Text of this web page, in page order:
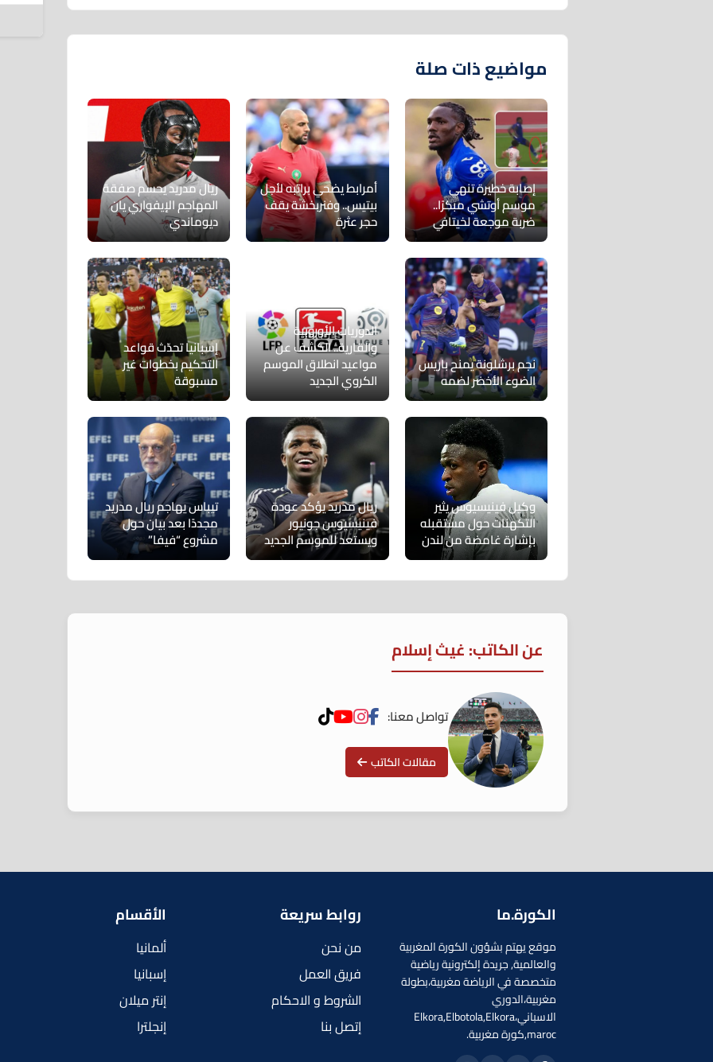
مواضيع ذات صلة
إصابة خطيرة تنهي
موسم أوتشي مبكرًا..
ضربة موجعة لخيتافي
أمرابط يضحي براتبه لأجل
بيتيس.. وفنربخشة يقف
حجر عثرة
ريال مدريد يحسم صفقة
المهاجم الإيفواري يان
ديوماندي
نجم برشلونة يمنح باريس
الضوء الأخضر لضمه
الدوريات الأوروبية
والقارية.. الكشف عن
مواعيد انطلاق الموسم
الكروي الجديد
إسبانيا تحدّث قواعد
التحكيم بخطوات غير
مسبوقة
وكيل فينيسيوس يثير
التكهنات حول مستقبله
بإشارة غامضة من لندن
ريال مدريد يؤكد عودة
فينيسيوس جونيور
ويستعد للموسم الجديد
تيباس يهاجم ريال مدريد
مجددًا بعد بيان حول
مشروع “فيفا”
عن الكاتب: غيث إسلام
تواصل معنا:
مقالات الكاتب
الكورة.ما
موقع يهتم بشؤون الكورة المغربية
والعالمية, جريدة إلكترونية رياضية
متخصصة في الرياضة مغربية،بطولة
مغربية،الدوري
الاسباني،Elkora,Elbotola,Elkora
maroc,كورة مغربية.
روابط سريعة
من نحن
فريق العمل
الشروط و الاحكام
إتصل بنا
الأقسام
ألمانيا
إسبانيا
إنتر ميلان
إنجلترا